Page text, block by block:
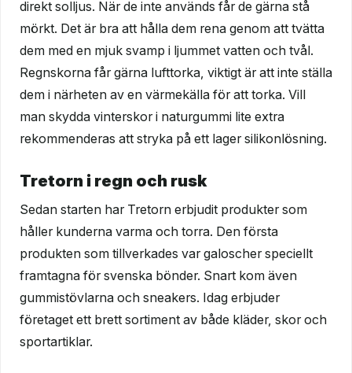
direkt solljus. När de inte används får de gärna stå
mörkt. Det är bra att hålla dem rena genom att tvätta
dem med en mjuk svamp i ljummet vatten och tvål.
Regnskorna får gärna lufttorka, viktigt är att inte ställa
dem i närheten av en värmekälla för att torka. Vill
man skydda vinterskor i naturgummi lite extra
rekommenderas att stryka på ett lager silikonlösning.
Tretorn i regn och rusk
Sedan starten har Tretorn erbjudit produkter som
håller kunderna varma och torra. Den första
produkten som tillverkades var galoscher speciellt
framtagna för svenska bönder. Snart kom även
gummistövlarna och sneakers. Idag erbjuder
företaget ett brett sortiment av både kläder, skor och
sportartiklar.